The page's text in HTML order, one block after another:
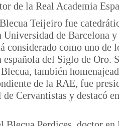
de la Real Academia
Teijeiro fue
de Barcelona
considerado como uno de
española del Siglo de Oro.
también
de la RAE, fue
Cervantistas y destacó